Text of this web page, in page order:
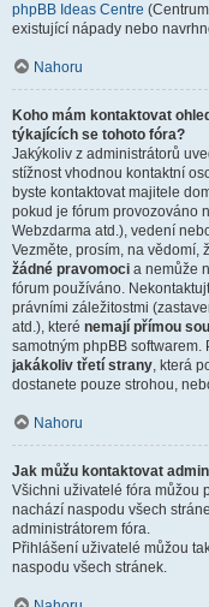
phpBB Ideas Centre
existující nápady nebo
Nahoru
Koho mám kontaktovat
týkajících se tohoto fóra?
Jakýkoliv z administrátorů
stížnost vhodnou kontaktní
byste kontaktovat majitele
pokud je fórum provozováno
Webzdarma atd.), vedení
Vezměte, prosím, na vědomí,
žádné pravomoci a nemůže
fórum používáno.
právními záležitostmi
atd.), které nemají přímou
samotným phpBB
jakákoliv třetí strany, která
dostanete pouze strohou,
Nahoru
Jak můžu kontaktovat
Všichni uživatelé fóra můžou
nachází naspodu všech
administrátorem fóra.
Přihlášení uživatelé můžou
naspodu všech stránek.